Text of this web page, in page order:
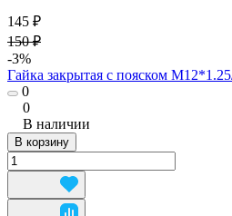
145 ₽
150 ₽
-3%
Гайка закрытая с пояском
0
0
В наличии
В корзину